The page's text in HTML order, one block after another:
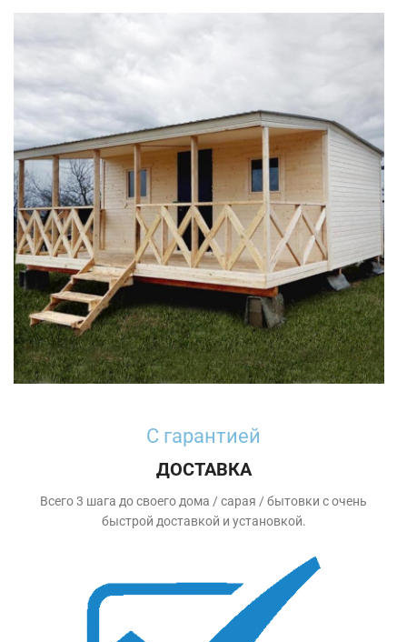
С гарантией
ДОСТАВКА
Всего 3 шага до своего дома / сарая / бытовки с очень
быстрой доставкой и установкой.